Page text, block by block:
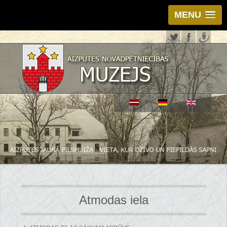
MENU
Atmodas iela